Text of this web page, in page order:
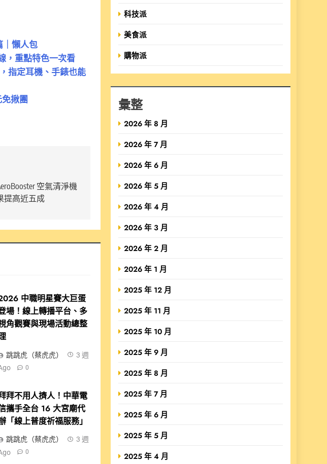
｜懶人包
，重點特色一次看
指定耳機、手錶也能
揪團
空氣清淨機
提高近五成
中職明星賽大巨蛋
場！線上轉播平台、多
角觀賽與現場活動總整
跳跳虎（蔡虎虎）
3 週
0
拜不用人擠人！中華電
攜手全台 16 大宮廟代
「線上普度祈福服務」
跳跳虎（蔡虎虎）
3 週
0
科技派
美食派
購物派
彙整
2026 年 8 月
2026 年 7 月
2026 年 6 月
2026 年 5 月
2026 年 4 月
2026 年 3 月
2026 年 2 月
2026 年 1 月
2025 年 12 月
2025 年 11 月
2025 年 10 月
2025 年 9 月
2025 年 8 月
2025 年 7 月
2025 年 6 月
2025 年 5 月
2025 年 4 月